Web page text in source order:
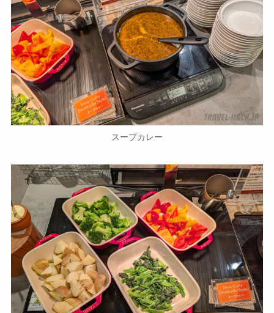
スープカレー